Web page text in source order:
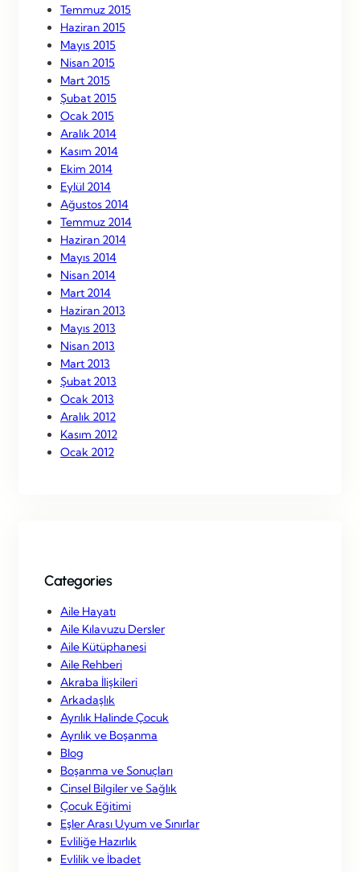
Temmuz 2015
Haziran 2015
Mayıs 2015
Nisan 2015
Mart 2015
Şubat 2015
Ocak 2015
Aralık 2014
Kasım 2014
Ekim 2014
Eylül 2014
Ağustos 2014
Temmuz 2014
Haziran 2014
Mayıs 2014
Nisan 2014
Mart 2014
Haziran 2013
Mayıs 2013
Nisan 2013
Mart 2013
Şubat 2013
Ocak 2013
Aralık 2012
Kasım 2012
Ocak 2012
Categories
Aile Hayatı
Aile Kılavuzu Dersler
Aile Kütüphanesi
Aile Rehberi
Akraba İlişkileri
Arkadaşlık
Ayrılık Halinde Çocuk
Ayrılık ve Boşanma
Blog
Boşanma ve Sonuçları
Cinsel Bilgiler ve Sağlık
Çocuk Eğitimi
Eşler Arası Uyum ve Sınırlar
Evliliğe Hazırlık
Evlilik ve İbadet